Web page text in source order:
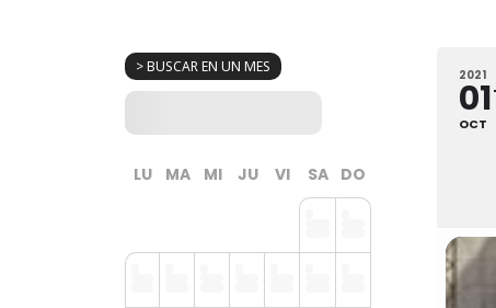
> BUSCAR EN UN MES
LU MA MI JU VI SA DO
2021
01
OCT